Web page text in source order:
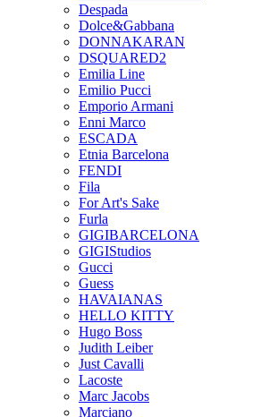
Despada
Dolce&Gabbana
DONNAKARAN
DSQUARED2
Emilia Line
Emilio Pucci
Emporio Armani
Enni Marco
ESCADA
Etnia Barcelona
FENDI
Fila
For Art's Sake
Furla
GIGIBARCELONA
GIGIStudios
Gucci
Guess
HAVAIANAS
HELLO KITTY
Hugo Boss
Judith Leiber
Just Cavalli
Lacoste
Marc Jacobs
Marciano